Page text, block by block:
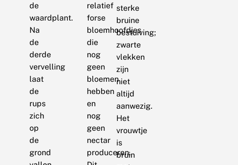
de
waardplant.
Na
de
derde
vervelling
laat
de
rups
zich
op
de
grond
relatief
forse
bloemhoofdjes
die
nog
geen
bloemen
hebben
en
nog
geen
nectar
produceren.
sterke
bruine
bestuiving;
zwarte
vlekken
zijn
niet
altijd
aanwezig.
Het
vrouwtje
is
bruin